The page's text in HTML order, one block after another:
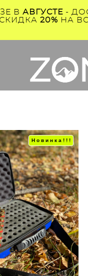
В АВГУСТЕ -
СКИДКА 20% НА
Новинка!!!